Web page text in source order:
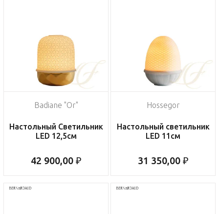
Badiane "Or"
Настольный Светильник
LED 12,5см
42 900,00 ₽
Hossegor
Настольный светильник
LED 11см
31 350,00 ₽